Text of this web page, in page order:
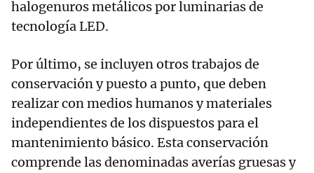
halogenuros metálicos por luminarias de
tecnología LED.
Por último, se incluyen otros trabajos de
conservación y puesto a punto, que deben
realizar con medios humanos y materiales
independientes de los dispuestos para el
mantenimiento básico. Esta conservación
comprende las denominadas averías gruesas y